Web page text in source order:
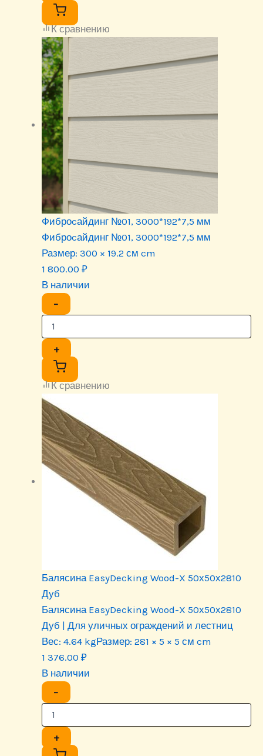
К сравнению
Фиброcайдинг №01, 3000*192*7,5 мм
Фиброcайдинг №01, 3000*192*7,5 мм
Размер: 300 × 19.2 см cm
1 800.00 ₽
В наличии
−
+
К сравнению
Балясина EasyDecking Wood-X 50х50х2810
Дуб
Балясина EasyDecking Wood-X 50х50х2810
Дуб | Для уличных ограждений и лестниц
Вес: 4.64 kgРазмер: 281 × 5 × 5 см cm
1 376.00 ₽
В наличии
−
+